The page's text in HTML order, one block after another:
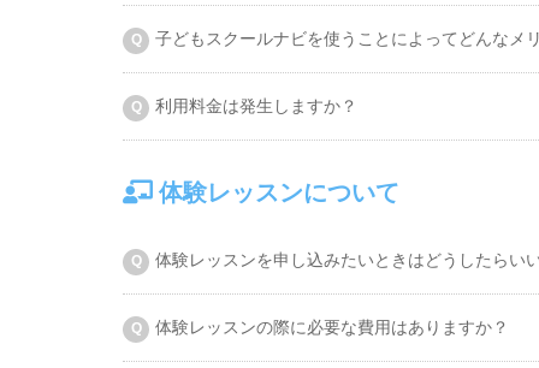
子どもスクールナビを使うことによってどんなメ
利用料金は発生しますか？
体験レッスンについて
体験レッスンを申し込みたいときはどうしたらい
体験レッスンの際に必要な費用はありますか？